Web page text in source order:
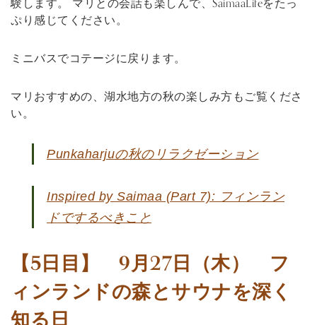
ぷり感じてください。
ミニバスでコテージに戻ります。
マリおすすめの、湖水地方の秋の楽しみ方もご覧くださ
い。
Punkaharjuの秋のリラクゼーション
Inspired by Saimaa (Part 7): フィンラン
ドでするべきこと
【5日目】 9月27日（木） フ
ィンランドの森とサウナを深く